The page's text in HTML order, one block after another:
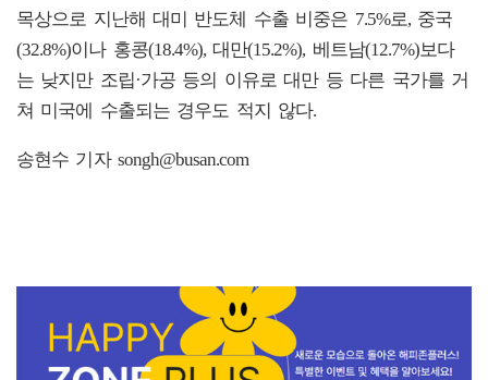
목상으로 지난해 대미 반도체 수출 비중은 7.5%로, 중국
(32.8%)이나 홍콩(18.4%), 대만(15.2%), 베트남(12.7%)보다
는 낮지만 조립·가공 등의 이유로 대만 등 다른 국가를 거
쳐 미국에 수출되는 경우도 적지 않다.
송현수 기자 songh@busan.com